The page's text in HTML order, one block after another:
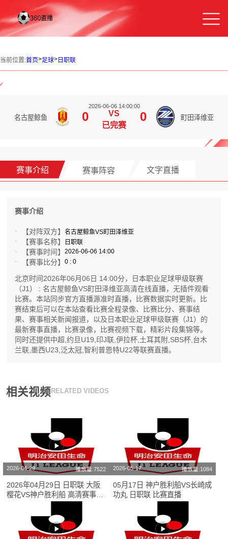
当前位置:首页>足球> 日职联
名古屋鲸鱼 0
2026-06-06 14:00:00
VS
已完赛
0 町田泽维亚
赛事介绍 赛事阵容 文字直播
赛事介绍
【对阵双方】名古屋鲸鱼VS町田泽维亚
【赛事名称】 日职联
【赛事时间】2026-06-06 14:00
【赛事比分】0 : 0
北京时间2026年06月06日 14:00分，日本职业足球甲级联赛
（J1） : 名古屋鲸鱼VS町田泽维亚高清在线直播，无插件观看
比赛。本站同步官方直播源准时直播，比赛数据实时更新。比
赛结束后可以在本站查看比赛全程录像、比赛比分、赛事结
果、赛事相关新闻报道，以及日本职业足球甲级联赛（J1）的
最新赛事直播，比赛录像，比赛视频下载，精彩片段集锦等。
同时还提供中超,约旦U19,印J联,伊拉杯,土耳其附,SBS杯,台木
兰联,墨西U23,泛太冠,智利普恩特U22等联赛直播。
相关视频 RELATED VIDEOS
2026-04-29 播放量:7522
2026年04月29日 日职联 大阪
樱花VS神户胜利船 高清赛事直
2026-05-17 播放量:1084
05月17日 神户胜利船VS长崎成
功丸 日职联 比赛直播